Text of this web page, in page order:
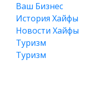
Ваш Бизнес
История Хайфы
Новости Хайфы
Туризм
Туризм